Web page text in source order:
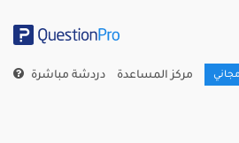
مركز المساعدة دردشة مباشرة